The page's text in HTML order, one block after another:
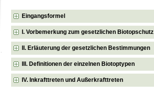
Eingangsformel
I. Vorbemerkung zum gesetzlichen Biotopschutz
II. Erläuterung der gesetzlichen Bestimmungen
III. Definitionen der einzelnen Biotoptypen
IV. Inkrafttreten und Außerkrafttreten